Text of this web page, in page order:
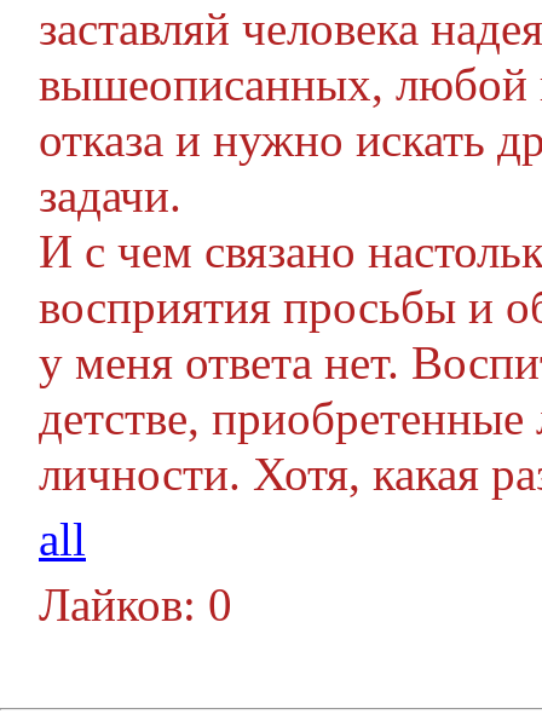
заставляй человека
вышеописанных, любой
отказа и нужно искать
задачи.
И с чем связано
восприятия просьбы и
у меня ответа нет.
детстве,
личности. Хотя, какая
all
Лайков: 0